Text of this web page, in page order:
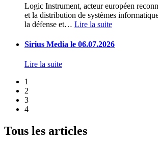
Logic Instrument, acteur européen
et la distribution de systèmes
la défense et… Lire la suite
Sirius Media le 06.07.2026
Lire la suite
1
2
3
4
Tous les articles